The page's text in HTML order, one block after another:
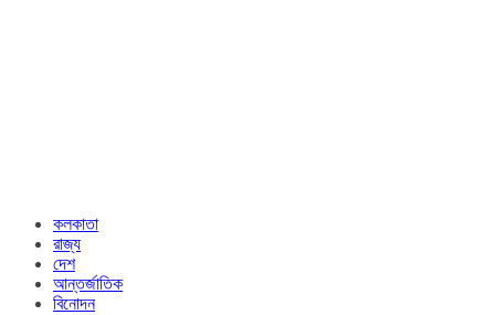
কলকাতা
রাজ্য​
দেশ
আন্তর্জাতিক
বিনোদন